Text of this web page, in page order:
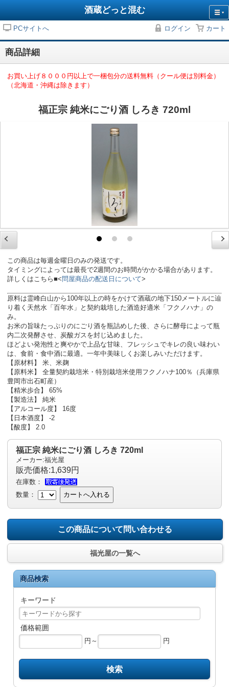
酒蔵どっと混む
PCサイトへ ログイン カート
商品詳細
お買い上げ８０００円以上で一梱包分の送料無料（クール便は別料金）
（北海道・沖縄は除きます）
福正宗 純米にごり酒 しろき 720ml
この商品は毎週金曜日のみの発送です。
タイミングによっては最長で2週間のお時間がかかる場合があります。
詳しくはこちら■<問屋商品の配送日について>
原料は霊峰白山から100年以上の時をかけて酒蔵の地下150メートルに辿
り着く天然水「百年水」と契約栽培した酒造好適米「フクノハナ」の
み。
お米の旨味たっぷりのにごり酒を瓶詰めした後、さらに酵母によって瓶
内二次発酵させ、炭酸ガスを封じ込めました。
ほどよい発泡性と爽やかで上品な甘味、フレッシュでキレの良い味わい
は、食前・食中酒に最適。一年中美味しくお楽しみいただけます。
【原材料】 米、米麹
【原料米】 全量契約栽培米・特別栽培米使用フクノハナ100％（兵庫県
豊岡市出石町産）
【精米歩合】 65%
【製造法】 純米
【アルコール度】 16度
【日本酒度】 -2
【酸度】 2.0
福正宗 純米にごり酒 しろき 720ml
メーカー:福光屋
販売価格:1,639円
在庫数：
数量：
カートへ入れる
この商品について問い合わせる
福光屋の一覧へ
商品検索
キーワード
価格範囲
円～
円
検索